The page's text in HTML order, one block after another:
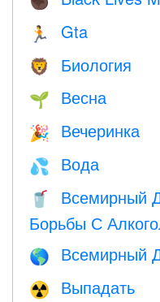
🏃 Gta
🦁 Биология
🌱 Весна
🎉 Вечеринка
💦 Вода
🥤
Всемирный
Борьбы С
🌎 Всемирный
☢️ Выпадать